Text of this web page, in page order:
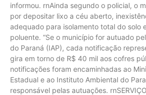
informou. rnAinda segundo o policial, o
por depositar lixo a céu aberto,
adequado para isolamento total do solo
poluente. “Se o município for autuado
do Paraná (IAP), cada notificação
gira em torno de R$ 40 mil aos cofres
notificações foram encaminhadas ao
Estadual e ao Instituto Ambiental do
responsável pelas autuações.